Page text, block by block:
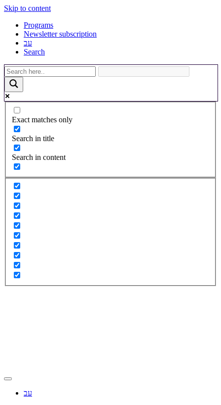
Skip to content
Programs
Newsletter subscription
עב
Search
Exact matches only
Search in title
Search in content
עב